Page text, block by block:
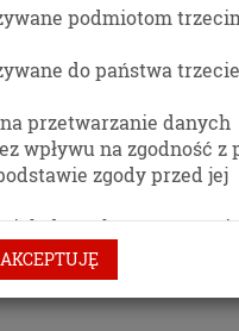
ZZ
DO SCHOWKA
podmiotom
do państwa
przetwarzanie danych
wpływu na zgodność z
zgody przed jej
danych oraz prawo
swoich danych
danych osobowych, w
formacie
AKCEPTUJĘ